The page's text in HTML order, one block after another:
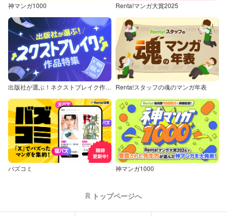
神マンガ1000 Renta!マンガ大賞2025
出版社が選ぶ！ネクストブレイク作品特集 Renta!スタッフの魂のマンガ年表
バズコミ 神マンガ1000
トップページへ